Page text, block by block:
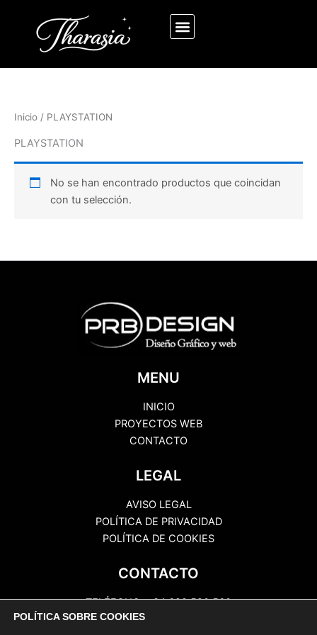
contenido
Inicio / PLAYSTATION
PLAYSTATION
No se han encontrado productos que coincidan
con tu selección.
MENU
INICIO
PROYECTOS WEB
CONTACTO
LEGAL
AVISO LEGAL
POLÍTICA DE PRIVACIDAD
POLÍTICA DE COOKIES
CONTACTO
TELÉFONO: +34 622 520 560
EMAIL: info@prbcomunicaciones.com
POLÍTICA SOBRE COOKIES